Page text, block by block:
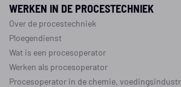
WERKEN IN DE PROCESTECHNIEK
Over de procestechniek
Ploegendienst
Wat is een procesoperator
Werken als procesoperator
Procesoperator in de chemie,